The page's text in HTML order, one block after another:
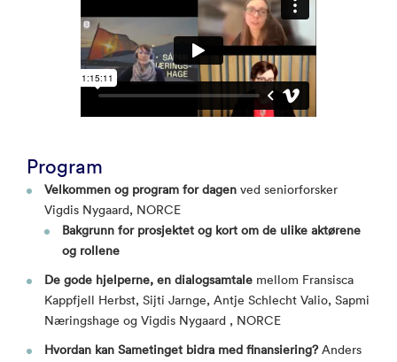
Program
Velkommen og program for dagen ved seniorforsker
Vigdis Nygaard, NORCE
Bakgrunn for prosjektet og kort om de ulike aktørene
og rollene
De gode hjelperne, en dialogsamtale mellom Fransisca
Kappfjell Herbst, Sijti Jarnge, Antje Schlecht Valio, Sapmi
Næringshage og Vigdis Nygaard , NORCE
Hvordan kan Sametinget bidra med finansiering?Anders